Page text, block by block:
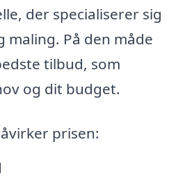
der specialiserer sig
På den måde
tilbud, som
og dit budget.
prisen: